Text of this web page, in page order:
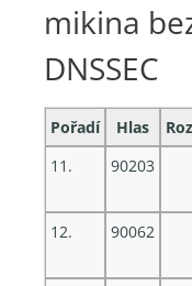
mikina
DNSSEC
Pořadí Hlas
11.
90203
12.
90062